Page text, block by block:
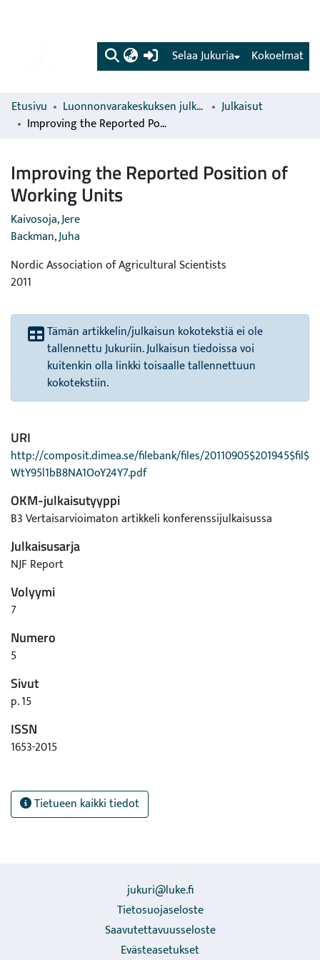
(current) Kokoelmat
Selaa Jukuria
Etusivu Luonnonvarakeskuksen julkaisut
Julkaisut
Improving the Reported Position of Working Units
Improving the Reported Position of
Working Units
Kaivosoja, Jere
Backman, Juha
Nordic Association of Agricultural Scientists
2011
Tämän artikkelin/julkaisun kokotekstiä ei ole
tallennettu Jukuriin. Julkaisun tiedoissa voi
kuitenkin olla linkki toisaalle tallennettuun
kokotekstiin.
URI
http://composit.dimea.se/filebank/files/20110905$201945$fil$
WtY95l1bB8NA1OoY24Y7.pdf
OKM-julkaisutyyppi
B3 Vertaisarvioimaton artikkeli konferenssijulkaisussa
Julkaisusarja
NJF Report
Volyymi
7
Numero
5
Sivut
p. 15
ISSN
1653-2015
Tietueen kaikki tiedot
jukuri@luke.fi
Tietosuojaseloste
Saavutettavuusseloste
Evästeasetukset